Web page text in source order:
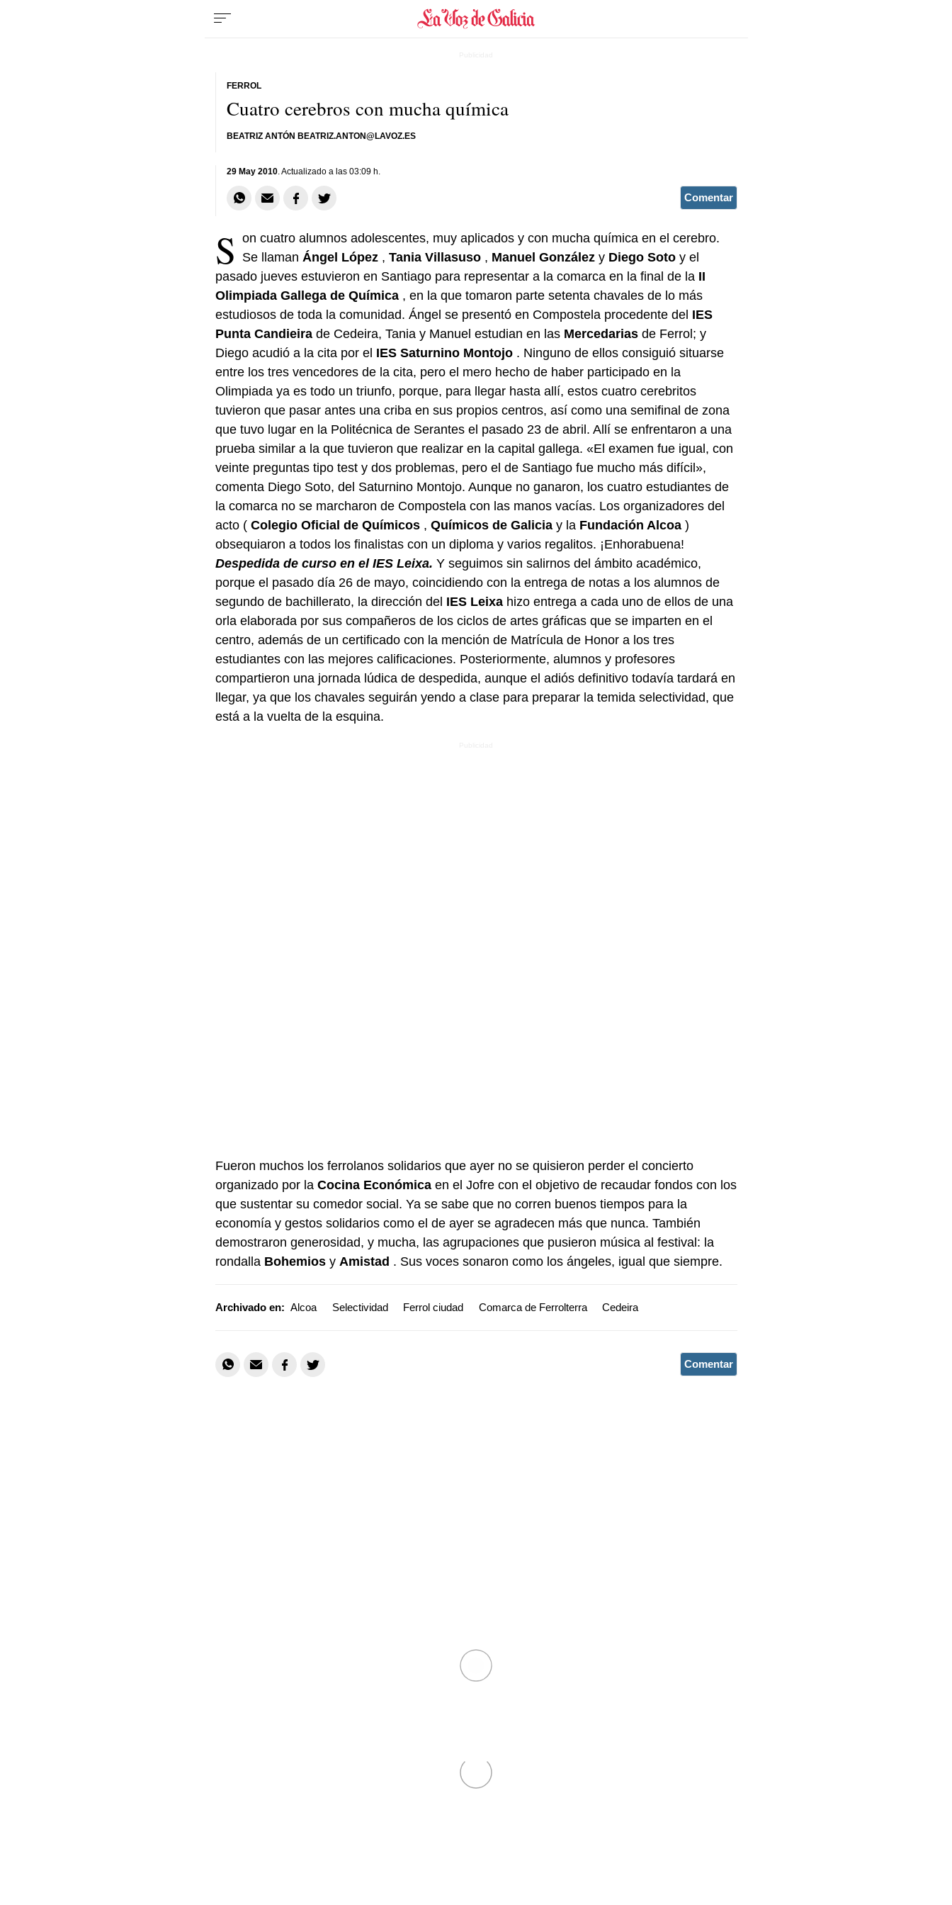
Cuatro cerebros con mucha química
FERROL
BEATRIZ ANTÓN BEATRIZ.ANTON@LAVOZ.ES
29 May 2010. Actualizado a las 03:09 h.
Comentar
S on cuatro alumnos adolescentes, muy aplicados y con mucha química en el cerebro.
Se llaman Ángel López, Tania Villasuso, Manuel Gonzálezy Diego Sotoy el
pasado jueves estuvieron en Santiago para representar a la comarca en la final de la II
Olimpiada Gallega de Química, en la que tomaron parte setenta chavales de lo más
estudiosos de toda la comunidad. Ángel se presentó en Compostela procedente del IES
Punta Candieirade Cedeira, Tania y Manuel estudian en las Mercedariasde Ferrol; y
Diego acudió a la cita por el IES Saturnino Montojo. Ninguno de ellos consiguió situarse
entre los tres vencedores de la cita, pero el mero hecho de haber participado en la
Olimpiada ya es todo un triunfo, porque, para llegar hasta allí, estos cuatro cerebritos
tuvieron que pasar antes una criba en sus propios centros, así como una semifinal de zona
que tuvo lugar en la Politécnica de Serantes el pasado 23 de abril. Allí se enfrentaron a una
prueba similar a la que tuvieron que realizar en la capital gallega. «El examen fue igual, con
veinte preguntas tipo test y dos problemas, pero el de Santiago fue mucho más difícil»,
comenta Diego Soto, del Saturnino Montojo. Aunque no ganaron, los cuatro estudiantes de
la comarca no se marcharon de Compostela con las manos vacías. Los organizadores del
acto ( Colegio Oficial de Químicos, Químicos de Galiciay la Fundación Alcoa)
obsequiaron a todos los finalistas con un diploma y varios regalitos. ¡Enhorabuena!
Despedida de curso en el IES Leixa. Y seguimos sin salirnos del ámbito académico,
porque el pasado día 26 de mayo, coincidiendo con la entrega de notas a los alumnos de
segundo de bachillerato, la dirección del IES Leixahizo entrega a cada uno de ellos de una
orla elaborada por sus compañeros de los ciclos de artes gráficas que se imparten en el
centro, además de un certificado con la mención de Matrícula de Honor a los tres
estudiantes con las mejores calificaciones. Posteriormente, alumnos y profesores
compartieron una jornada lúdica de despedida, aunque el adiós definitivo todavía tardará en
llegar, ya que los chavales seguirán yendo a clase para preparar la temida selectividad, que
está a la vuelta de la esquina.
Fueron muchos los ferrolanos solidarios que ayer no se quisieron perder el concierto
organizado por la Cocina Económicaen el Jofre con el objetivo de recaudar fondos con los
que sustentar su comedor social. Ya se sabe que no corren buenos tiempos para la
economía y gestos solidarios como el de ayer se agradecen más que nunca. También
demostraron generosidad, y mucha, las agrupaciones que pusieron música al festival: la
rondalla Bohemiosy Amistad . Sus voces sonaron como los ángeles, igual que siempre.
Archivado en: Alcoa Selectividad Ferrol ciudad Comarca de Ferrolterra Cedeira
Comentar